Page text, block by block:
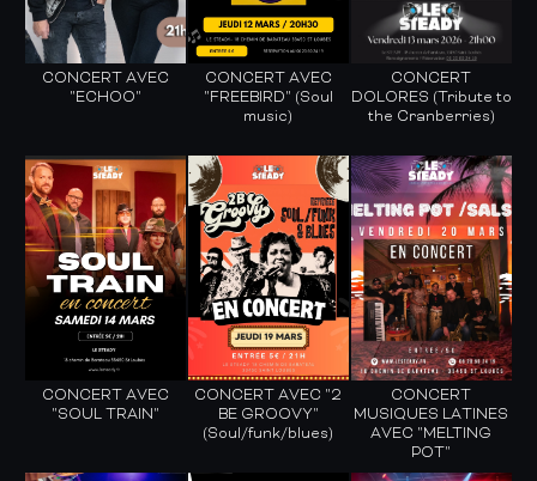
CONCERT AVEC
"ECHOO"
CONCERT AVEC
"FREEBIRD" (Soul
music)
CONCERT
DOLORES (Tribute to
the Cranberries)
CONCERT AVEC
"SOUL TRAIN"
CONCERT AVEC "2
BE GROOVY"
(Soul/funk/blues)
CONCERT
MUSIQUES LATINES
AVEC "MELTING
POT"